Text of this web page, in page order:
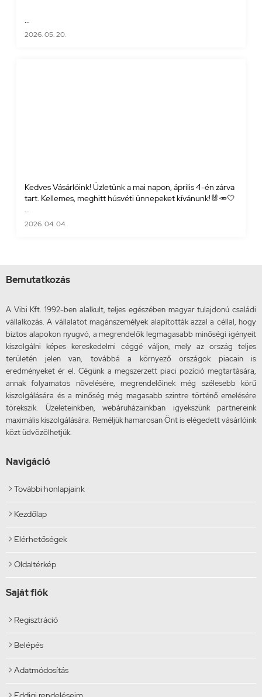
...
2026. 05. 20.
Kedves Vásárlóink! Üzletünk a mai napon, április 4-én zárva
tart. Kellemes, meghitt húsvéti ünnepeket kívánunk!🐰🥕🤍
...
2026. 04. 04.
Bemutatkozás
A Vibi Kft. 1992-ben alalkult, teljes egészében magyar tulajdonú családi
vállalkozás. A vállalatot magánszemélyek alapították azzal a céllal, hogy
biztos alapokon nyugvó, a megrendelők legmagasabb minőségi igényeit
kiszolgálni képes kereskedelmi céggé váljon, mely az ország teljes
területén jelen van, továbbá a környező országok piacain is
eredményeket ér el. Cégünk a megszerzett piaci pozíció megtartására,
annak folyamatos növelésére, megrendelőinek még szélesebb körű
kiszolgálására és a minőség még magasabb szintre történő emelésére
törekszik. Üzeleteinkben, webáruházainkban igyekszünk partnereink
maximális kiszolgálására. Reméljük hamarosan Önt is elégedett vásárlóink
közt üdvözölhetjük.
Navigáció
 További honlapjaink
 Kezdőlap
 Elérhetőségek
 Oldaltérkép
Saját fiók
 Regisztráció
 Belépés
 Adatmódosítás
